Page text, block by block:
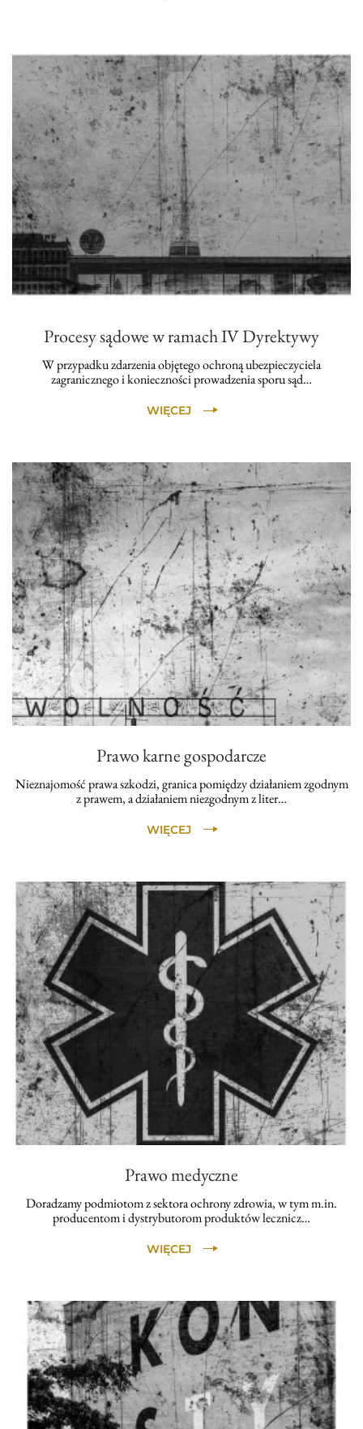
Procesy sądowe w ramach IV Dyrektywy
W przypadku zdarzenia objętego ochroną ubezpieczyciela
zagranicznego i konieczności prowadzenia sporu sąd…
WIĘCEJ
Prawo karne gospodarcze
Nieznajomość prawa szkodzi, granica pomiędzy działaniem zgodnym
z prawem, a działaniem niezgodnym z liter…
WIĘCEJ
Prawo medyczne
Doradzamy podmiotom z sektora ochrony zdrowia, w tym m.in.
producentom i dystrybutorom produktów lecznicz…
WIĘCEJ